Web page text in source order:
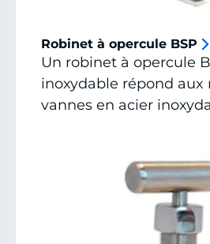
Robinet à opercule BSP
Un robinet à opercule
inoxydable répond aux
vannes en acier
nous pour toutes les